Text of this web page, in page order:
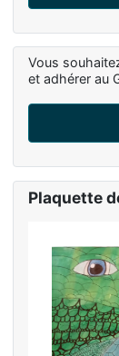
Vous
et adhérer au
Plaquette